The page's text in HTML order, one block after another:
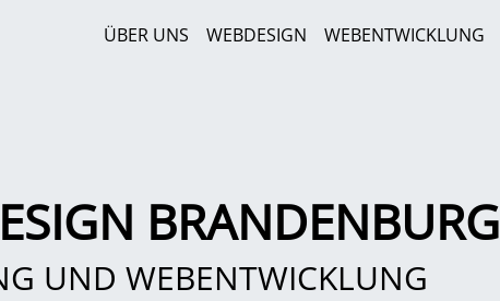
ÜBER UNS WEBDESIGN WEBENTWICKLUNG
BRANDENBURG
UND WEBENTWICKLUNG